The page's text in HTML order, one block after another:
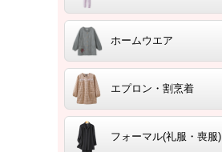
ホームウエア
エプロン・割烹着
フォーマル(礼服・喪服)